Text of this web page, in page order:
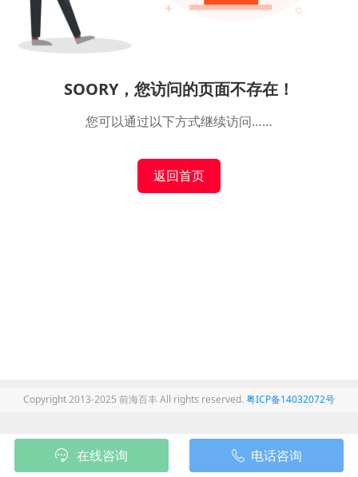
SOORY，您访问的页面不存在！
您可以通过以下方式继续访问……
返回首页
Copyright 2013-2025 前海百丰 All rights reserved. 粤ICP备14032072号
在线咨询 电话咨询